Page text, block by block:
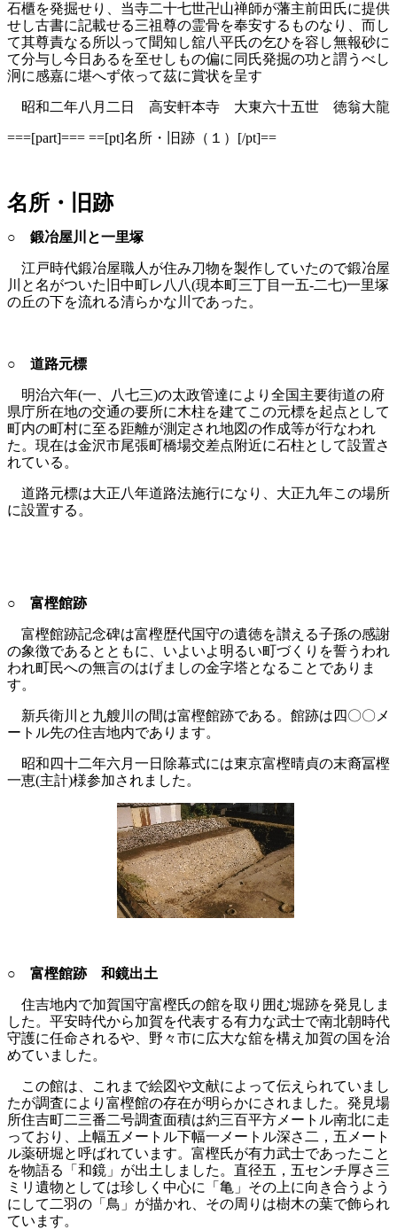
石櫃を発掘せり、当寺二十七世卍山禅師が藩主前田氏に提供
せし古書に記載せる三祖尊の霊骨を奉安するものなり、而し
て其尊責なる所以って聞知し舘八平氏の乞ひを容し無報砂に
て分与し今日あるを至せしもの偏に同氏発掘の功と謂うべし
泂に感嘉に堪へず依って茲に賞状を呈す
昭和二年八月二日 高安軒本寺 大東六十五世 徳翁大龍
===[part]=== ==[pt]名所・旧跡（１）[/pt]==
名所・旧跡
○ 鍛冶屋川と一里塚
江戸時代鍛冶屋職人が住み刀物を製作していたので鍛冶屋
川と名がついた旧中町レ八八(現本町三丁目一五‐二七)一里塚
の丘の下を流れる清らかな川であった。
○ 道路元標
明治六年(一、八七三)の太政管達により全国主要街道の府
県庁所在地の交通の要所に木柱を建てこの元標を起点として
町内の町村に至る距離が測定され地図の作成等が行なわれ
た。現在は金沢市尾張町橋場交差点附近に石柱として設置さ
れている。
道路元標は大正八年道路法施行になり、大正九年この場所
に設置する。
○ 富樫館跡
富樫館跡記念碑は富樫歴代国守の遺徳を讃える子孫の感謝
の象徴であるとともに、いよいよ明るい町づくりを誓うわれ
われ町民への無言のはげましの金字塔となることでありま
す。
新兵衛川と九艘川の間は富樫館跡である。館跡は四〇〇メ
ートル先の住吉地内であります。
昭和四十二年六月一日除幕式には東京富樫晴貞の末裔冨樫
一恵(主計)様参加されました。
○ 富樫館跡 和鏡出土
住吉地内で加賀国守富樫氏の館を取り囲む堀跡を発見しま
した。平安時代から加賀を代表する有力な武士で南北朝時代
守護に任命されるや、野々市に広大な舘を構え加賀の国を治
めていました。
この館は、これまで絵図や文献によって伝えられていまし
たが調査により富樫館の存在が明らかにされました。発見場
所住吉町二三番二号調査面積は約三百平方メートル南北に走
っており、上幅五メートル下幅一メートル深さ二，五メート
ル薬研堀と呼ばれています。富樫氏が有力武士であったこと
を物語る「和鏡」が出土しました。直径五，五センチ厚さ三
ミリ遺物としては珍しく中心に「亀」その上に向き合うよう
にして二羽の「鳥」が描かれ、その周りは樹木の葉で飾られ
ています。